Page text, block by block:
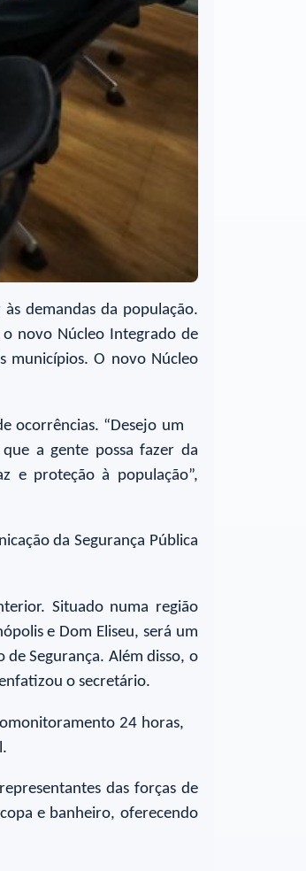
demandas da população.
o novo Núcleo Integrado de
municípios. O novo Núcleo
ocorrências. “Desejo um
a gente possa fazer da
e proteção à população”,
da Segurança Pública
Situado numa região
e Dom Eliseu, será um
Segurança. Além disso, o
o secretário.
24 horas,
das forças de
e banheiro, oferecendo